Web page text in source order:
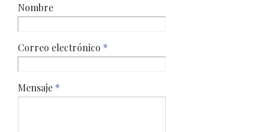
Nombre
Correo electrónico *
Mensaje *